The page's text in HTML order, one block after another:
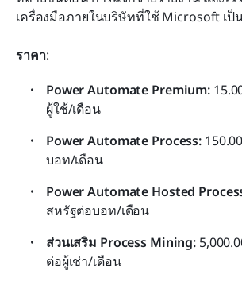
เครื่องมือภายในบริษัทที่ใช้ Microsoft เป็
ราคา:
Power Automate Premium:
ผู้ใช้/เดือน
Power Automate Process:
บอท/เดือน
Power Automate Hosted
สหรัฐต่อบอท/เดือน
ส่วนเสริม Process Mining:
ต่อผู้เช่า/เดือน